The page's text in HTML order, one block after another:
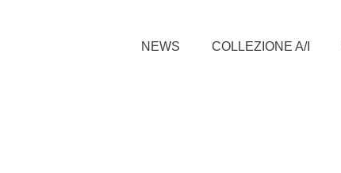
NEWS COLLEZIONE A/I